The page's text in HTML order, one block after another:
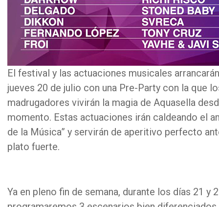
El festival y las actuaciones musicales
jueves 20 de julio con una Pre-Party con la que
madrugadores vivirán la magia de Aquasella
momento. Estas actuaciones irán caldeando el
de la Música” y servirán de aperitivo perfecto
plato fuerte.
Ya en pleno fin de semana, durante los días 21 y